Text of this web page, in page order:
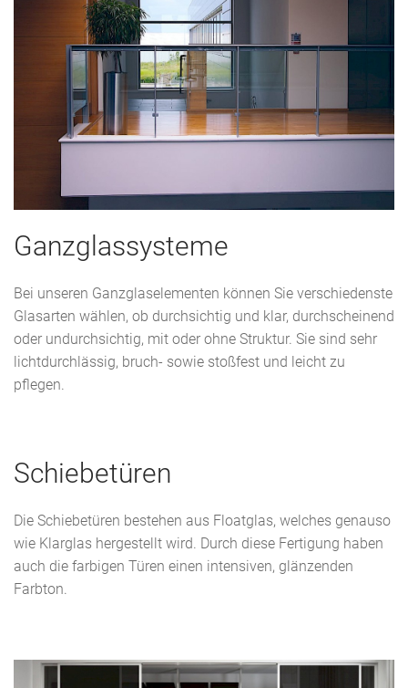
Ganzglassysteme
Bei unseren Ganzglaselementen können Sie verschiedenste
Glasarten wählen, ob durchsichtig und klar, durchscheinend
oder undurchsichtig, mit oder ohne Struktur. Sie sind sehr
lichtdurchlässig, bruch- sowie stoßfest und leicht zu
pflegen.
Schiebetüren
Die Schiebetüren bestehen aus Floatglas, welches genauso
wie Klarglas hergestellt wird. Durch diese Fertigung haben
auch die farbigen Türen einen intensiven, glänzenden
Farbton.